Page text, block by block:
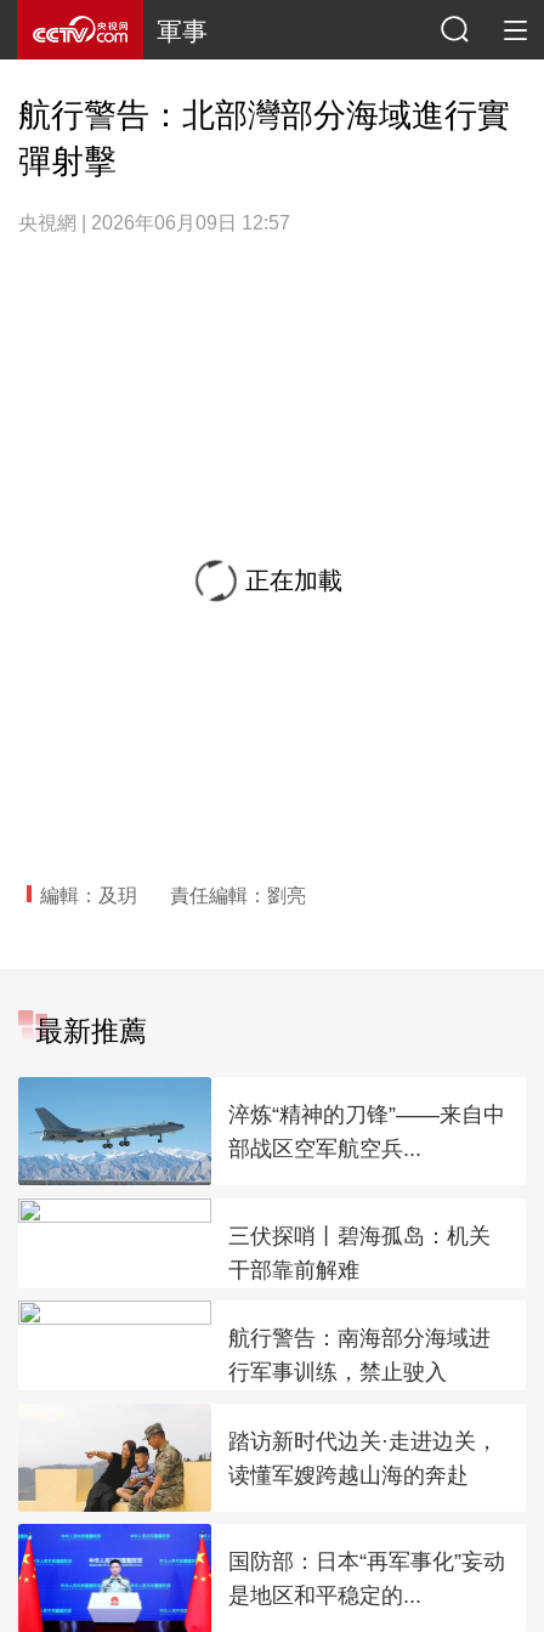
軍事
航行警告：北部灣部分海域進行實
彈射擊
央視網 | 2026年06月09日 12:57
正在加載
編輯：及玥 責任編輯：劉亮
最新推薦
淬炼“精神的刀锋”——来自中
部战区空军航空兵...
三伏探哨丨碧海孤岛：机关
干部靠前解难
航行警告：南海部分海域进
行军事训练，禁止驶入
踏访新时代边关·走进边关，
读懂军嫂跨越山海的奔赴
国防部：日本“再军事化”妄动
是地区和平稳定的...